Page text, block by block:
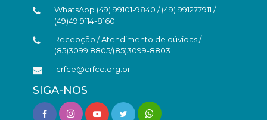
WhatsApp (49) 99101-9840 / (49) 991277911 /
(49)49 9114-8160
Recepção / Atendimento de dúvidas /
(85)3099.8805/(85)3099-8803
crfce@crfce.org.br
SIGA-NOS